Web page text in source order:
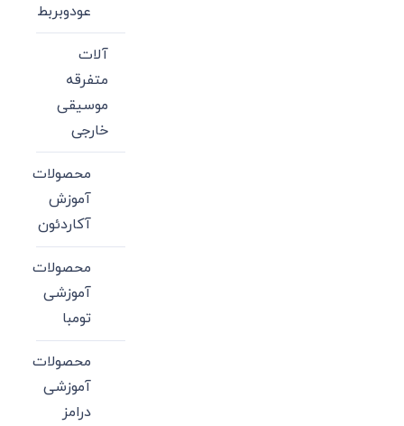
عودوبربط
آلات
متفرقه
موسیقی
خارجی
محصولات
آموزش
آکاردئون
محصولات
آموزشی
تومبا
محصولات
آموزشی
درامز